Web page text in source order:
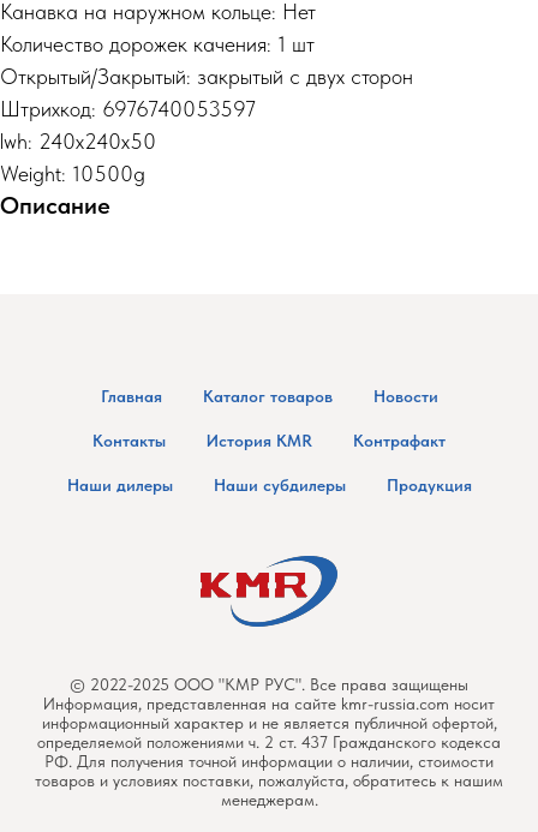
Канавка на наружном кольце: Нет
Количество дорожек качения: 1 шт
Открытый/Закрытый: закрытый с двух сторон
Штрихкод: 6976740053597
lwh: 240x240x50
Weight: 10500g
Описание
Главная Каталог товаров Новости
Контакты История KMR Контрафакт
Наши дилеры Наши субдилеры Продукция
© 2022-2025 ООО "КМР РУС". Все права защищены
Информация, представленная на сайте kmr-russia.com носит
информационный характер и не является публичной офертой,
определяемой положениями ч. 2 ст. 437 Гражданского кодекса
РФ. Для получения точной информации о наличии, стоимости
товаров и условиях поставки, пожалуйста, обратитесь к нашим
менеджерам.